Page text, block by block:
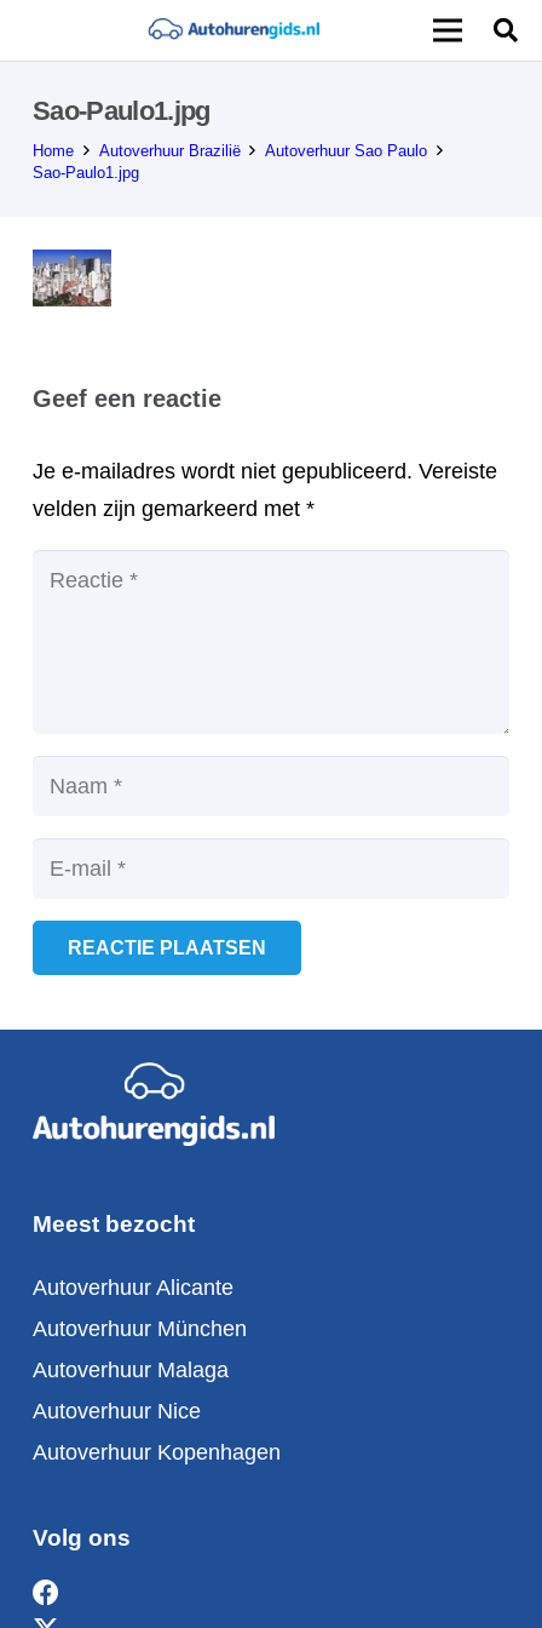
Sao-Paulo1.jpg
Home Autoverhuur Brazilië
Autoverhuur Sao Paulo
Sao-Paulo1.jpg
Geef een reactie
Je e-mailadres wordt niet gepubliceerd. Vereiste
velden zijn gemarkeerd met *
REACTIE PLAATSEN
Meest bezocht
Autoverhuur Alicante
Autoverhuur München
Autoverhuur Malaga
Autoverhuur Nice
Autoverhuur Kopenhagen
Volg ons